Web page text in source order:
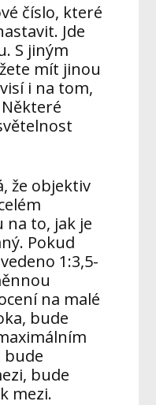
číslo, které
Jde
S jiným
mít jinou
i na tom,
že objektiv
na to, jak je
Pokud
1:3,5-
na malé
bude
bude
bude
mezi.